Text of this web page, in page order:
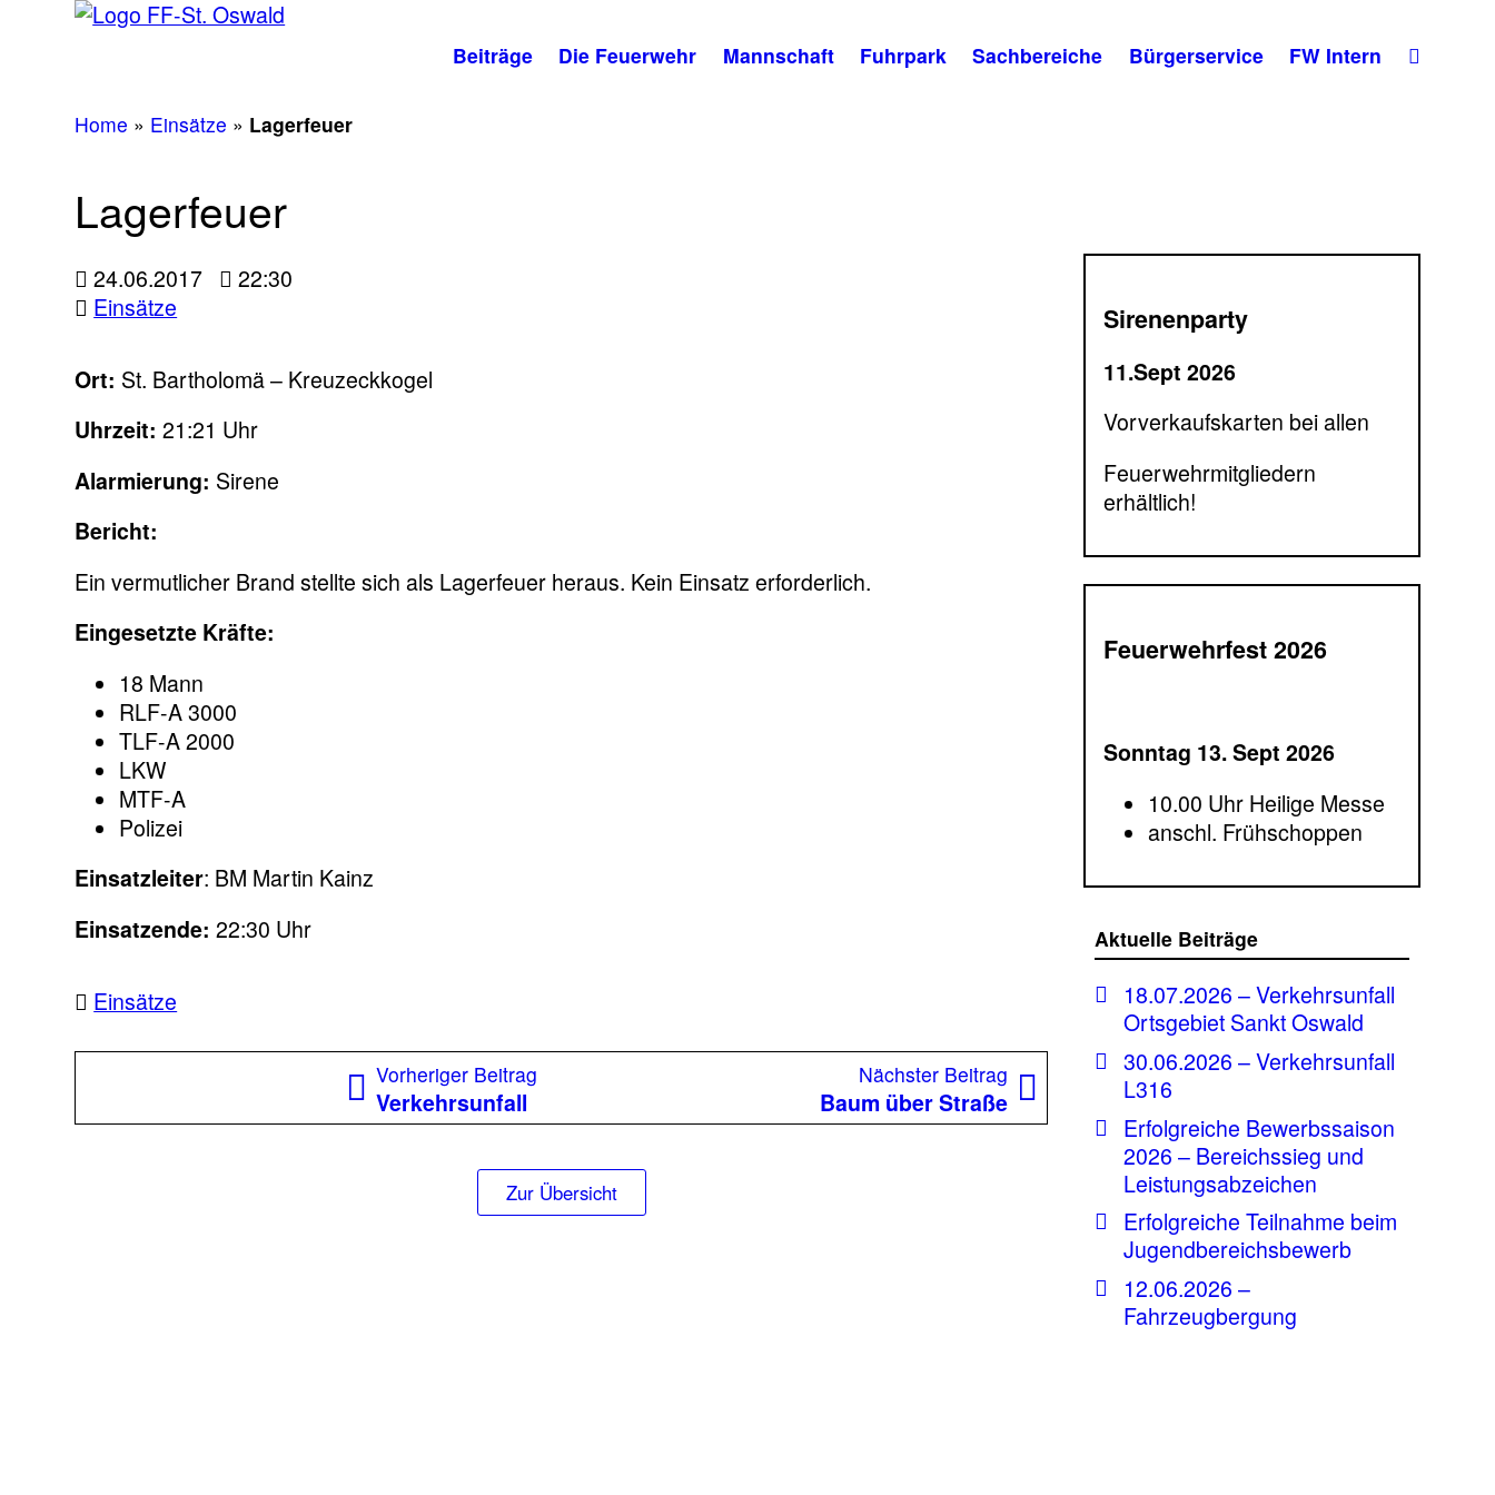
Beiträge Die Feuerwehr Mannschaft Fuhrpark Sachbereiche Bürgerservice FW Intern
Home » Einsätze » Lagerfeuer
Lagerfeuer
24.06.2017
22:30
Einsätze
Ort: St. Bartholomä – Kreuzeckkogel
Uhrzeit: 21:21 Uhr
Alarmierung: Sirene
Bericht:
Ein vermutlicher Brand stellte sich als Lagerfeuer heraus. Kein Einsatz erforderlich.
Eingesetzte Kräfte:
18 Mann
RLF-A 3000
TLF-A 2000
LKW
MTF-A
Polizei
Einsatzleiter: BM Martin Kainz
Einsatzende: 22:30 Uhr
Einsätze
Beitragsnavigation Vorheriger Beitrag
Verkehrsunfall
Nächster Beitrag Nächster
Beitrag:
Baum über Straße
Zur Übersicht
Sirenenparty
11.Sept 2026
Vorverkaufskarten bei allen
Feuerwehrmitgliedern
erhältlich!
Feuerwehrfest 2026
Sonntag 13. Sept 2026
10.00 Uhr Heilige Messe
anschl. Frühschoppen
Aktuelle Beiträge
18.07.2026 – Verkehrsunfall
Ortsgebiet Sankt Oswald
30.06.2026 – Verkehrsunfall
L316
Erfolgreiche Bewerbssaison
2026 – Bereichssieg und
Leistungsabzeichen
Erfolgreiche Teilnahme beim
Jugendbereichsbewerb
12.06.2026 –
Fahrzeugbergung